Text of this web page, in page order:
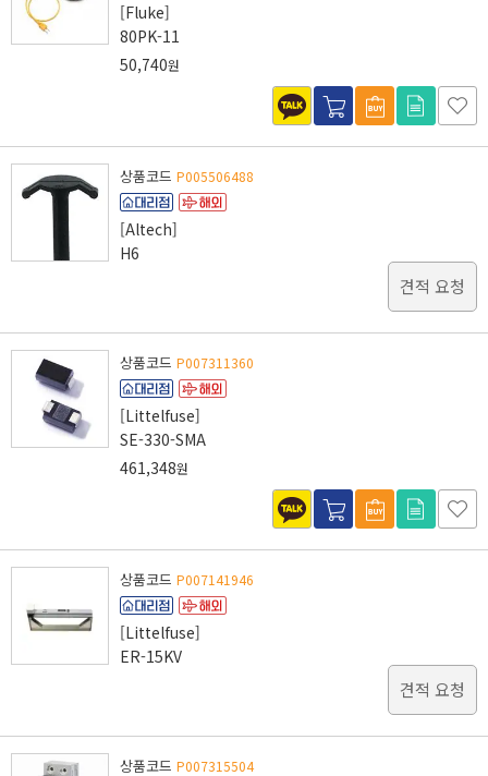
[Fluke]
80PK-11
50,740원
상품코드 P005506488
[Altech]
H6
견적 요청
상품코드 P007311360
[Littelfuse]
SE-330-SMA
461,348원
상품코드 P007141946
[Littelfuse]
ER-15KV
견적 요청
상품코드 P007315504